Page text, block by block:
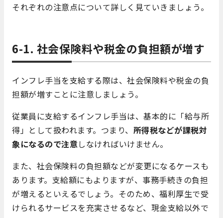
それぞれの注意点について詳しく見ていきましょう。
6-1. 社会保険料や税金の負担額が増す
インフレ手当を支給する際は、社会保険料や税金の負
担額が増すことに注意しましょう。
従業員に支給するインフレ手当は、基本的に「給与所
得」として扱われます。つまり、 所得税などが課税対
象になるので注意しなければいけません。
また、社会保険料の負担額などが変更になるケースも
あります。支給額にもよりますが、事務手続きの負担
が増えるといえるでしょう。そのため、福利厚生で受
けられるサービスを充実させるなど、現金支給以外で